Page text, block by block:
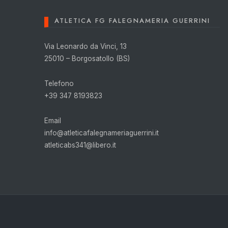
ATLETICA FG FALEGNAMERIA GUERRINI
Via Leonardo da Vinci, 13
25010 – Borgosatollo (BS)
Telefono
+39 347 8193823
Email
info@atleticafalegnameriaguerrini.it
atleticabs341@libero.it